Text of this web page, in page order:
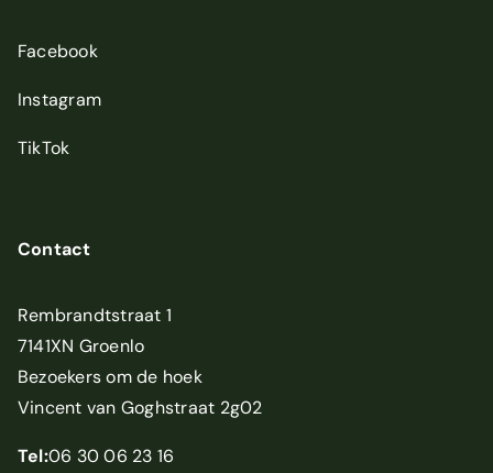
Facebook
Instagram
TikTok
Contact
Rembrandtstraat 1
7141XN Groenlo
Bezoekers om de hoek
Vincent van Goghstraat 2g02
Tel:06 30 06 23 16